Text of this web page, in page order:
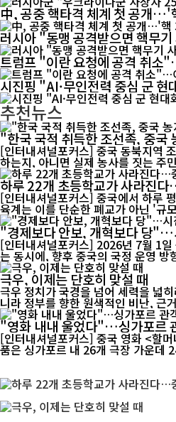
中, 공중 핵타격 체계 첫 공개…'
러시아 "동맹 공격받으면 핵무
트럼프 "이란 요청에 공격 취
시진핑 "AI·무인전력 중심 군
추천뉴스
"한국 국적 취득한 조선족, 중
[인터내셔널포커스] 중국 동북지역
하는지, 아니면 실제 농사를 짓는 주
하루 22개 초등학교가 사라진
[인터내셔널포커스] 중국에서 하루
육계는 이를 단순한 폐교가 아닌 '규
"경제보다 안보, 개혁보다 당"…
[인터내셔널포커스] 2026년 7월 1일
는 동시에, 향후 중국의 국정 운영
극우, 이제는 단호히 맞설 때
극우 정치가 국경을 넘어 세력을 넓
니라 정부를 향한 원색적인 비난, 근
"영화 내내 울었다"…싱가포르
[인터내셔널포커스] 중국 영화 <할머니에게
품은 싱가포르 내 26개 극장 가운데